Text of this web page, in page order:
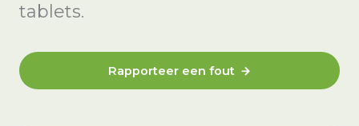
tablets.
Rapporteer een fout